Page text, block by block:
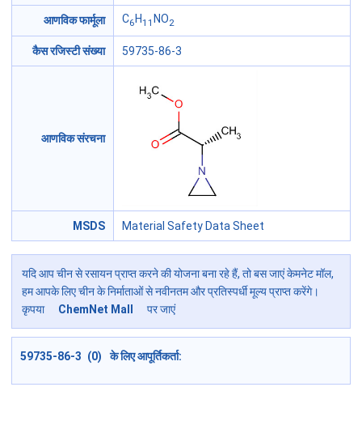
आणविक फार्मूला C6 H11 NO2
कैस रजिस्टी संख्या 59735-86-3
आणविक संरचना
MSDS Material Safety Data Sheet
यदि आप चीन से रसायन प्राप्त करने की योजना बना रहे हैं, तो बस जाएं केमनेट मॉल,
हम आपके लिए चीन के निर्माताओं से नवीनतम और प्रतिस्पर्धी मूल्य प्राप्त करेंगे।
कृपया
ChemNet Mall पर जाएं
59735-86-3 (0) के लिए आपूर्तिकर्ता: